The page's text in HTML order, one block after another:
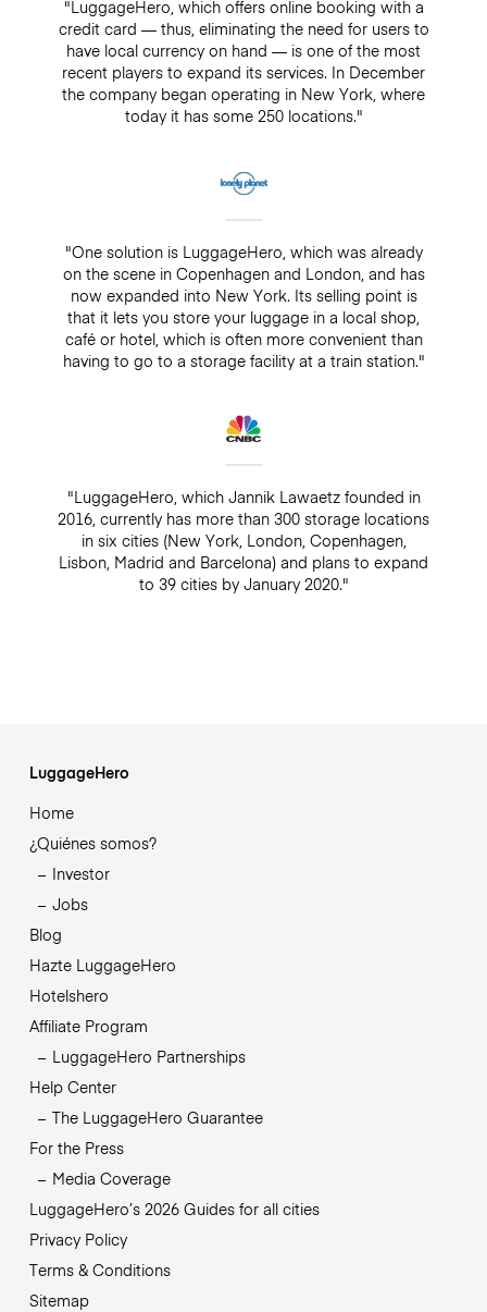
"LuggageHero, which offers online booking with a
credit card — thus, eliminating the need for users to
have local currency on hand — is one of the most
recent players to expand its services. In December
the company began operating in New York, where
today it has some 250 locations."
"One solution is LuggageHero, which was already
on the scene in Copenhagen and London, and has
now expanded into New York. Its selling point is
that it lets you store your luggage in a local shop,
café or hotel, which is often more convenient than
having to go to a storage facility at a train station."
"LuggageHero, which Jannik Lawaetz founded in
2016, currently has more than 300 storage locations
in six cities (New York, London, Copenhagen,
Lisbon, Madrid and Barcelona) and plans to expand
to 39 cities by January 2020."
LuggageHero
Home
¿Quiénes somos?
Investor
Jobs
Blog
Hazte LuggageHero
Hotelshero
Affiliate Program
LuggageHero Partnerships
Help Center
The LuggageHero Guarantee
For the Press
Media Coverage
LuggageHero’s 2026 Guides for all cities
Privacy Policy
Terms & Conditions
Sitemap